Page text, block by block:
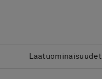
Laatuominaisuudet